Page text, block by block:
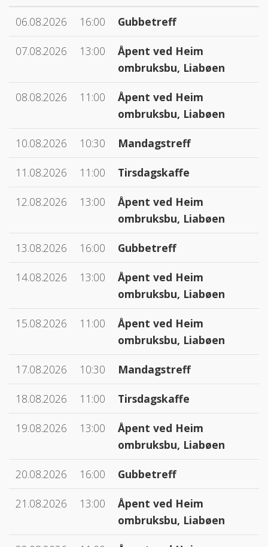
06.08.2026 16:00 Gubbetreff
07.08.2026 13:00
Åpent ved Heim
ombruksbu, Liabøen
08.08.2026 11:00
Åpent ved Heim
ombruksbu, Liabøen
10.08.2026 10:30 Mandagstreff
11.08.2026 11:00 Tirsdagskaffe
12.08.2026 13:00
Åpent ved Heim
ombruksbu, Liabøen
13.08.2026 16:00 Gubbetreff
14.08.2026 13:00
Åpent ved Heim
ombruksbu, Liabøen
15.08.2026 11:00
Åpent ved Heim
ombruksbu, Liabøen
17.08.2026 10:30 Mandagstreff
18.08.2026 11:00 Tirsdagskaffe
19.08.2026 13:00
Åpent ved Heim
ombruksbu, Liabøen
20.08.2026 16:00 Gubbetreff
21.08.2026 13:00
Åpent ved Heim
ombruksbu, Liabøen